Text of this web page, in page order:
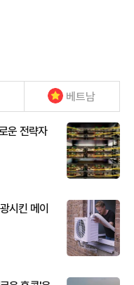
베트남
운 전략자
시킨 메이